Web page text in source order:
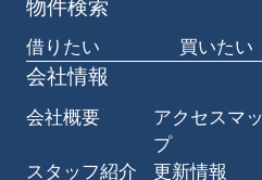
物件検索
借りたい 買いたい
会社情報
会社概要
アクセスマッ
プ
スタッフ紹介 更新情報